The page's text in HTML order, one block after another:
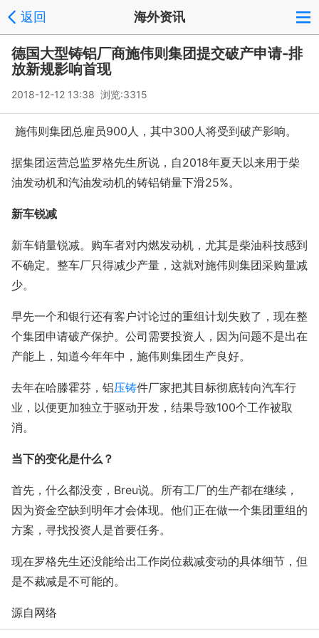
返回 海外资讯
德国大型铸铝厂商施伟则集团提交破产申请-排
放新规影响首现
2018-12-12 13:38 浏览:3315
施伟则集团总雇员900人，其中300人将受到破产影响。
据集团运营总监罗格先生所说，自2018年夏天以来用于柴
油发动机和汽油发动机的铸铝销量下滑25%。
新车锐减
新车销量锐减。购车者对内燃发动机，尤其是柴油科技感到
不确定。整车厂只得减少产量，这就对施伟则集团采购量减
少。
早先一个和银行还有客户讨论过的重组计划失败了，现在整
个集团申请破产保护。公司需要投资人，因为问题不是出在
产能上，知道今年年中，施伟则集团生产良好。
去年在哈滕霍芬，铝压铸件厂家把其目标彻底转向汽车行
业，以便更加独立于驱动开发，结果导致100个工作被取
消。
当下的变化是什么？
首先，什么都没变，Breu说。所有工厂的生产都在继续，
因为资金空缺到明年才会体现。他们正在做一个集团重组的
方案，寻找投资人是首要任务。
现在罗格先生还没能给出工作岗位裁减变动的具体细节，但
是不裁减是不可能的。
源自网络